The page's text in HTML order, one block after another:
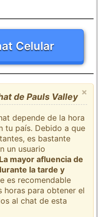
Celular
×
de Pauls Valley
depende de la hora
tu país. Debido a que
es bastante
un usuario
La mayor afluencia de
la tarde y
es recomendable
horas para obtener el
al chat de esta